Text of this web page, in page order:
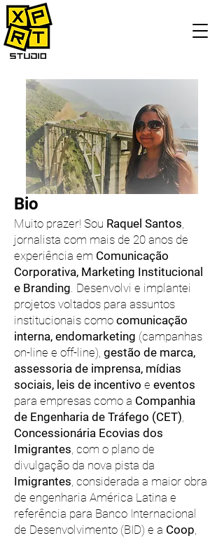
Bio
Muito prazer! Sou Raquel Santos,
jornalista com mais de 20 anos de
experiência em Comunicação
Corporativa, Marketing Institucional
e Branding. Desenvolvi e implantei
projetos voltados para assuntos
institucionais como comunicação
interna, endomarketing (campanhas
on-line e off-line), gestão de marca,
assessoria de imprensa, mídias
sociais, leis de incentivo e eventos
para empresas como a Companhia
de Engenharia de Tráfego (CET),
Concessionária Ecovias dos
Imigrantes, com o plano de
divulgação da nova pista da
Imigrantes, considerada a maior obra
de engenharia América Latina e
referência para Banco Internacional
de Desenvolvimento (BID) e a Coop,